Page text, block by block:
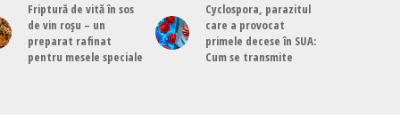
Friptură de vită în sos
de vin roșu – un
preparat rafinat
pentru mesele speciale
Cyclospora, parazitul
care a provocat
primele decese în SUA:
Cum se transmite